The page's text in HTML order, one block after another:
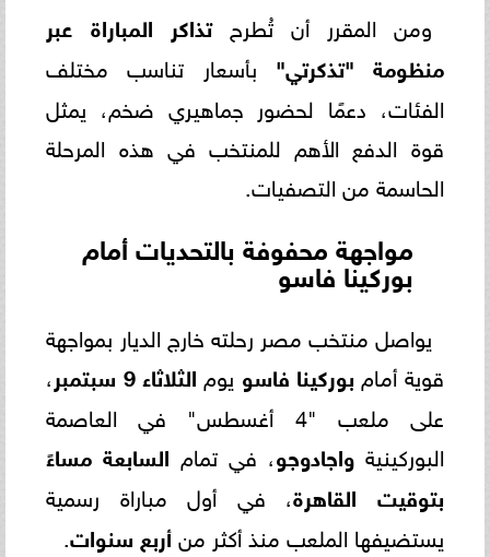
ومن المقرر أن تُطرحتذاكر المباراة عبر
منظومة "تذكرتي" بأسعار تناسب مختلف
الفئات، دعمًا لحضور جماهيري ضخم، يمثل
قوة الدفع الأهم للمنتخب في هذه المرحلة
الحاسمة من التصفيات.
مواجهة محفوفة بالتحديات أمام
بوركينا فاسو
يواصل منتخب مصر رحلته خارج الديار بمواجهة
قوية أمام بوركينا فاسو يوم الثلاثاء 9 سبتمبر
،
على ملعب "4 أغسطس" في العاصمة
البوركينيةواجادوجو، في تمام السابعة مساءً
بتوقيت القاهرة، في أول مباراة رسمية
يستضيفها الملعب منذ أكثر منأربع سنوات.